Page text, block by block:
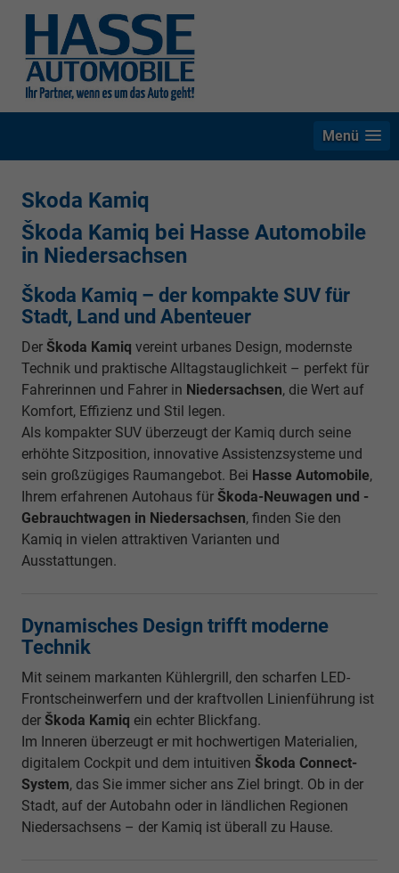
Menü
Skoda Kamiq
Škoda Kamiq bei Hasse Automobile
in Niedersachsen
Škoda Kamiq – der kompakte SUV für
Stadt, Land und Abenteuer
Der Škoda Kamiq vereint urbanes Design, modernste
Technik und praktische Alltagstauglichkeit – perfekt für
Fahrerinnen und Fahrer in Niedersachsen, die Wert auf
Komfort, Effizienz und Stil legen.
Als kompakter SUV überzeugt der Kamiq durch seine
erhöhte Sitzposition, innovative Assistenzsysteme und
sein großzügiges Raumangebot. Bei Hasse Automobile,
Ihrem erfahrenen Autohaus für Škoda-Neuwagen und -
Gebrauchtwagen in Niedersachsen, finden Sie den
Kamiq in vielen attraktiven Varianten und
Ausstattungen.
Dynamisches Design trifft moderne
Technik
Mit seinem markanten Kühlergrill, den scharfen LED-
Frontscheinwerfern und der kraftvollen Linienführung ist
der Škoda Kamiq ein echter Blickfang.
Im Inneren überzeugt er mit hochwertigen Materialien,
digitalem Cockpit und dem intuitiven Škoda Connect-
System, das Sie immer sicher ans Ziel bringt. Ob in der
Stadt, auf der Autobahn oder in ländlichen Regionen
Niedersachsens – der Kamiq ist überall zu Hause.